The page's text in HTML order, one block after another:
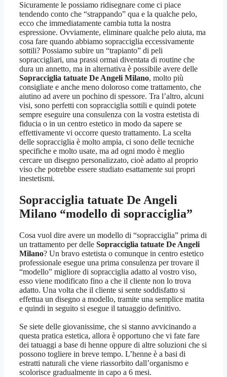
Sicuramente le possiamo ridisegnare come ci piace
tendendo conto che “strappando” qua e la qualche pelo,
ecco che immediatamente cambia tutta la nostra
espressione. Ovviamente, eliminare qualche pelo aiuta, ma
cosa fare quando abbiamo sopracciglia eccessivamente
sottili? Possiamo subire un “trapianto” di peli
sopraccigliari, una prassi ormai diventata di routine che
dura un annetto, ma in alternativa è possibile avere delle
Sopracciglia tatuate De Angeli Milano, molto più
consigliate e anche meno doloroso come trattamento, che
aiutino ad avere un pochino di spessore. Tra l’altro, alcuni
visi, sono perfetti con sopracciglia sottili e quindi potete
sempre eseguire una consulenza con la vostra estetista di
fiducia o in un centro estetico in modo da sapere se
effettivamente vi occorre questo trattamento. La scelta
delle sopracciglia è molto ampia, ci sono delle tecniche
specifiche e molto usate, ma ad ogni modo è meglio
cercare un disegno personalizzato, cioè adatto al proprio
viso che potrebbe essere studiato esattamente sui propri
inestetismi.
Sopracciglia tatuate De Angeli
Milano “modello di sopracciglia”
Cosa vuol dire avere un modello di “sopracciglia” prima di
un trattamento per delle Sopracciglia tatuate De Angeli
Milano? Un bravo estetista o comunque in centro estetico
professionale esegue una prima consulenza per trovare il
“modello” migliore di sopracciglia adatto al vostro viso,
esso viene modificato fino a che il cliente non lo trova
adatto. Una volta che il cliente si sente soddisfatto si
effettua un disegno a modello, tramite una semplice matita
e quindi in seguito si esegue il tatuaggio definitivo.
Se siete delle giovanissime, che si stanno avvicinando a
questa pratica estetica, allora è opportuno che vi fate fare
dei tatuaggi a base di henne oppure di altre soluzioni che si
possono togliere in breve tempo. L’henne è a basi di
estratti naturali che viene riassorbito dall’organismo e
scolorisce gradualmente in capo a 6 mesi.